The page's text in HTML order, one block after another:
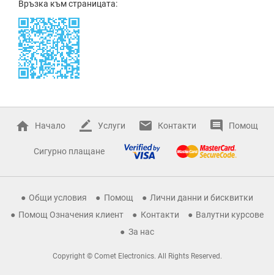
Връзка към страницата:
Начало Услуги Контакти Помощ
Сигурно плащане
Общи условия Помощ
Лични данни и бисквитки
Помощ Означения клиент
Контакти
Валутни курсове
За нас
Copyright © Comet Electronics. All Rights Reserved.